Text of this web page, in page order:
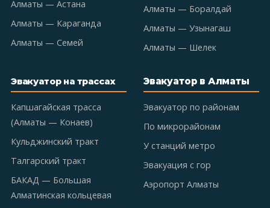
Алматы — Астана
Алматы — Караганда
Алматы — Семей
Алматы — Боралдай
Алматы — Узынагаш
Алматы — Шелек
Эвакуатор на трассах
Капшагайская трасса
(Алматы — Конаев)
Кульджинский тракт
Талгарский тракт
БАКАД — Большая
Алматинская кольцевая
Эвакуатор в Алматы
Эвакуатор по районам
По микрорайонам
У станций метро
Эвакуация с гор
Аэропорт Алматы